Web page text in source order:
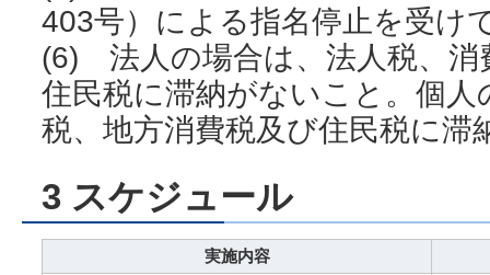
403号）による指名停止を受け
(6) 法人の場合は、法人税、消
住民税に滞納がないこと。個人
税、地方消費税及び住民税に滞
3 スケジュール
実施内容